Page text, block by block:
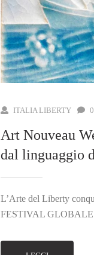
ITALIA LIBERTY
Art Nouveau
dal linguaggio
L’Arte del Liberty
FESTIVAL